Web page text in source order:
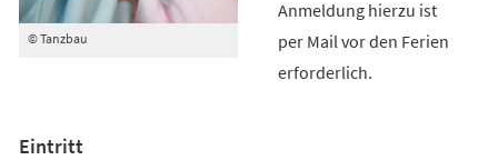
© Tanzbau
Anmeldung hierzu ist
per Mail vor den Ferien
erforderlich.
Eintritt